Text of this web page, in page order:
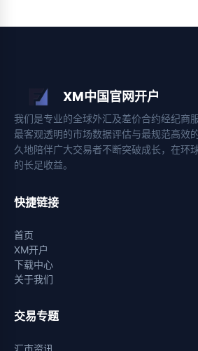
XM中国官网开户
我们是专业的全球外汇及差价合约经纪商
最客观透明的市场数据评估与最规范高效
久地陪伴广大交易者不断突破成长，在环
的长足收益。
快捷链接
首页
XM开户
下载中心
关于我们
交易专题
汇市资讯